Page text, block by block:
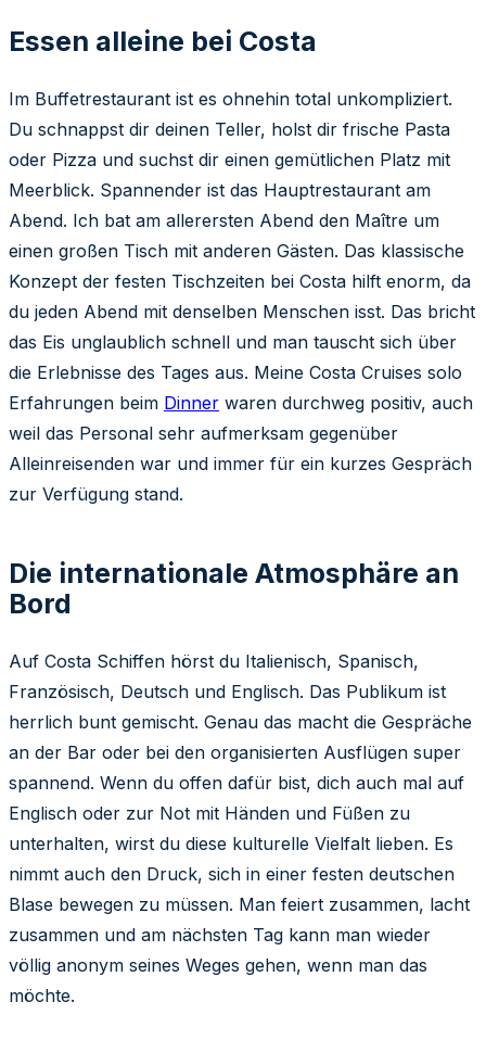
Essen alleine bei Costa
Im Buffetrestaurant ist es ohnehin total unkompliziert.
Du schnappst dir deinen Teller, holst dir frische Pasta
oder Pizza und suchst dir einen gemütlichen Platz mit
Meerblick. Spannender ist das Hauptrestaurant am
Abend. Ich bat am allerersten Abend den Maître um
einen großen Tisch mit anderen Gästen. Das klassische
Konzept der festen Tischzeiten bei Costa hilft enorm, da
du jeden Abend mit denselben Menschen isst. Das bricht
das Eis unglaublich schnell und man tauscht sich über
die Erlebnisse des Tages aus. Meine Costa Cruises solo
Erfahrungen beim Dinner waren durchweg positiv, auch
weil das Personal sehr aufmerksam gegenüber
Alleinreisenden war und immer für ein kurzes Gespräch
zur Verfügung stand.
Die internationale Atmosphäre an
Bord
Auf Costa Schiffen hörst du Italienisch, Spanisch,
Französisch, Deutsch und Englisch. Das Publikum ist
herrlich bunt gemischt. Genau das macht die Gespräche
an der Bar oder bei den organisierten Ausflügen super
spannend. Wenn du offen dafür bist, dich auch mal auf
Englisch oder zur Not mit Händen und Füßen zu
unterhalten, wirst du diese kulturelle Vielfalt lieben. Es
nimmt auch den Druck, sich in einer festen deutschen
Blase bewegen zu müssen. Man feiert zusammen, lacht
zusammen und am nächsten Tag kann man wieder
völlig anonym seines Weges gehen, wenn man das
möchte.